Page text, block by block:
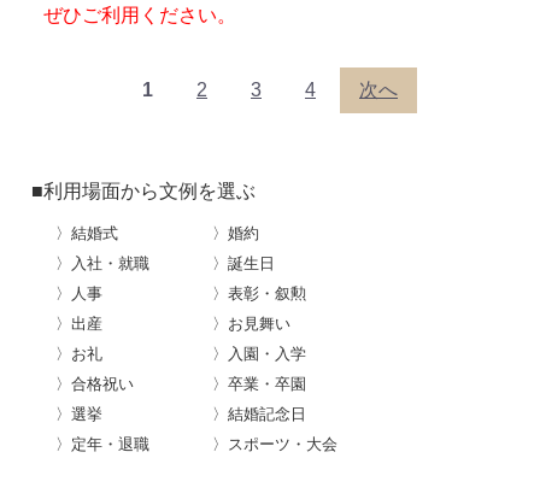
ぜひご利用ください。
1 2 3 4 次へ
■利用場面から文例を選ぶ
〉結婚式
〉婚約
〉入社・就職
〉誕生日
〉人事
〉表彰・叙勲
〉出産
〉お見舞い
〉お礼
〉入園・入学
〉合格祝い
〉卒業・卒園
〉選挙
〉結婚記念日
〉定年・退職
〉スポーツ・大会